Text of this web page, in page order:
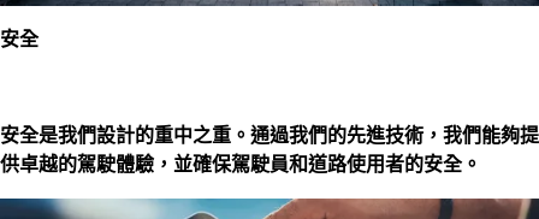
安全
安全是我們設計的重中之重。通過我們的先進技術，我們能夠提
供卓越的駕駛體驗，並確保駕駛員和道路使用者的安全。